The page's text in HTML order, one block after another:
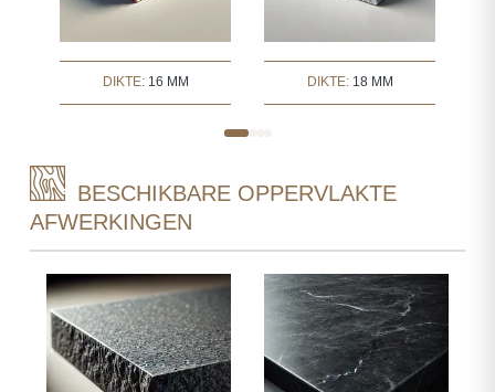
DIKTE: 16 MM DIKTE: 18 MM
BESCHIKBARE OPPERVLAKTE
AFWERKINGEN